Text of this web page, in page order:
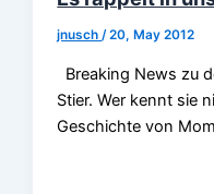
jnusch/20, May 2012
Breaking News zu
Stier. Wer kennt sie
Geschichte von